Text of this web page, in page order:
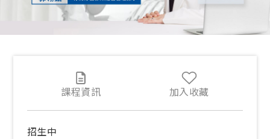
招生中
課程資訊 加入收藏